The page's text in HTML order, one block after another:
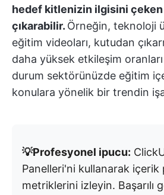
hedef kitlenizin ilgisini çeken
çıkarabilir. Örneğin, teknoloji
eğitim videoları, kutudan
daha yüksek etkileşim
durum sektörünüzde eğitim
konulara yönelik bir trendin
💡Profesyonel ipucu:
Panelleri'ni kullanarak
metriklerini izleyin. Başarılı